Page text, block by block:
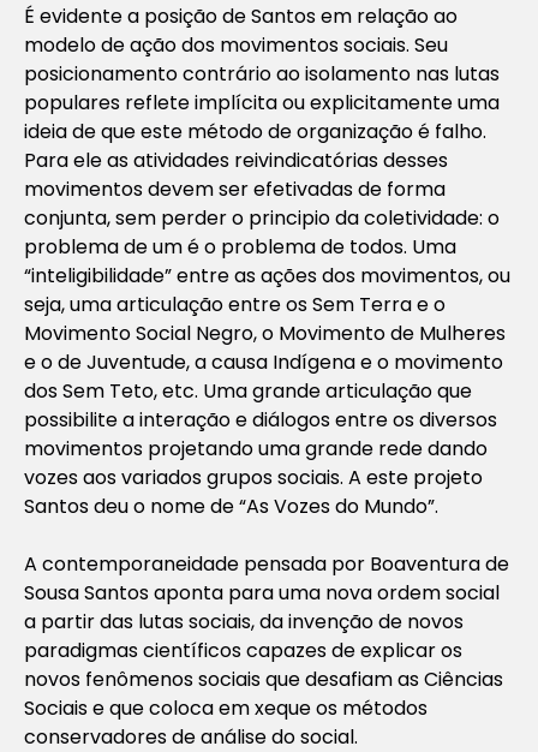
É evidente a posição de Santos em relação ao
modelo de ação dos movimentos sociais. Seu
posicionamento contrário ao isolamento nas lutas
populares reflete implícita ou explicitamente uma
ideia de que este método de organização é falho.
Para ele as atividades reivindicatórias desses
movimentos devem ser efetivadas de forma
conjunta, sem perder o principio da coletividade: o
problema de um é o problema de todos. Uma
“inteligibilidade” entre as ações dos movimentos, ou
seja, uma articulação entre os Sem Terra e o
Movimento Social Negro, o Movimento de Mulheres
e o de Juventude, a causa Indígena e o movimento
dos Sem Teto, etc. Uma grande articulação que
possibilite a interação e diálogos entre os diversos
movimentos projetando uma grande rede dando
vozes aos variados grupos sociais. A este projeto
Santos deu o nome de “As Vozes do Mundo”.
A contemporaneidade pensada por Boaventura de
Sousa Santos aponta para uma nova ordem social
a partir das lutas sociais, da invenção de novos
paradigmas científicos capazes de explicar os
novos fenômenos sociais que desafiam as Ciências
Sociais e que coloca em xeque os métodos
conservadores de análise do social.